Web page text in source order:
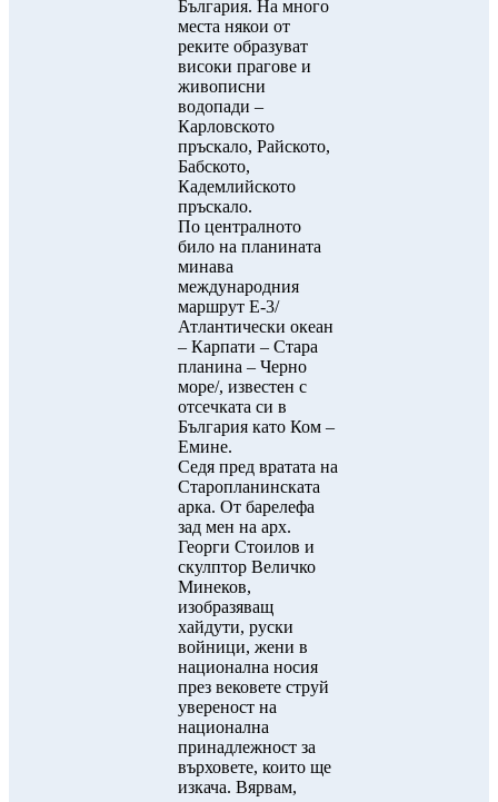
България. На много
места някои от
реките образуват
високи прагове и
живописни
водопади –
Карловското
пръскало, Райското,
Бабското,
Кадемлийското
пръскало.
По централното
било на планината
минава
международния
маршрут Е-3/
Атлантически океан
– Карпати – Стара
планина – Черно
море/, известен с
отсечката си в
България като Ком –
Емине.
Седя пред вратата на
Старопланинската
арка. От барелефа
зад мен на арх.
Георги Стоилов и
скулптор Величко
Минеков,
изобразяващ
хайдути, руски
войници, жени в
национална носия
през вековете струй
увереност на
национална
принадлежност за
върховете, които ще
изкача. Вярвам,